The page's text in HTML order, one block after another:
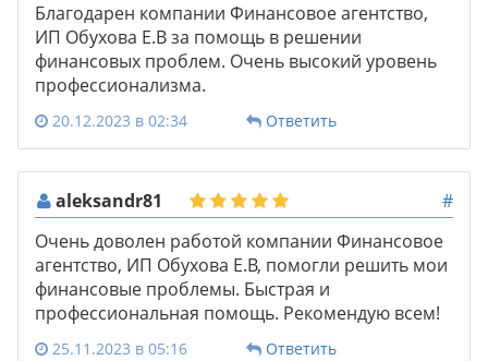
Благодарен компании Финансовое агентство,
ИП Обухова Е.В за помощь в решении
финансовых проблем. Очень высокий уровень
профессионализма.
20.12.2023 в 02:34 Ответить
aleksandr81
#
Очень доволен работой компании Финансовое
агентство, ИП Обухова Е.В, помогли решить мои
финансовые проблемы. Быстрая и
профессиональная помощь. Рекомендую всем!
25.11.2023 в 05:16 Ответить